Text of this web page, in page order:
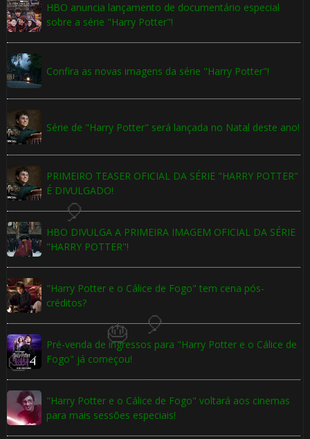
HBO anuncia lançamento de documentário especial
sobre a série "Harry Potter"!
Confira as novas imagens da série "Harry Potter"!
Série de "Harry Potter" será lançada no Natal deste ano!
PRIMEIRO TEASER OFICIAL DA SÉRIE "HARRY POTTER"
É DIVULGADO!
HBO DIVULGA A PRIMEIRA IMAGEM OFICIAL DA SÉRIE
"HARRY POTTER"!
"Harry Potter e o Cálice de Fogo" tem cena pós-
créditos?
Pré-venda de ingressos para "Harry Potter e o Cálice de
Fogo" já começou!
"Harry Potter e o Cálice de Fogo" voltará aos cinemas
para mais sessões especiais!
🎂
⚡
1️⃣ 8️⃣
⚡